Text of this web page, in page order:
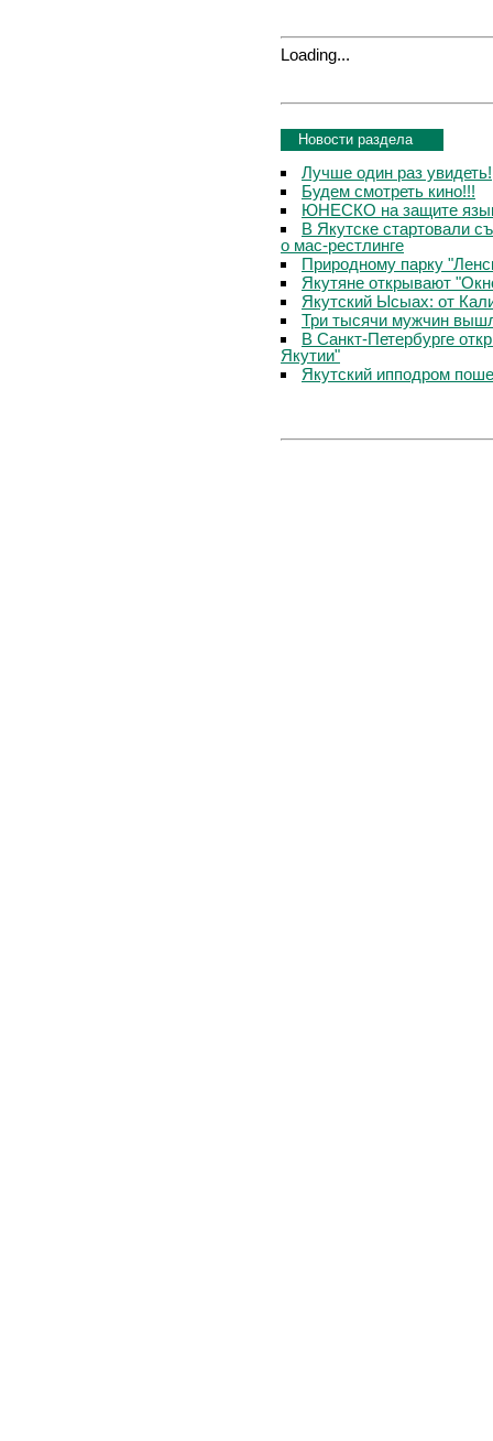
Loading...
Новости раздела
Лучше один раз увидеть!
Будем смотреть кино!!!
ЮНЕСКО на защите
В Якутске стартовали
о мас-рестлинге
Природному парку
Якутяне открывают
Якутский Ысыах: от
Три тысячи мужчин
В Санкт-Петербурге
Якутии"
Якутский ипподром